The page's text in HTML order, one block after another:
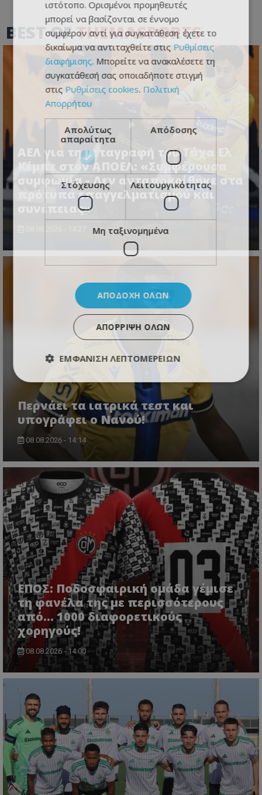
BEST OFTHEMASPORTS
ΑΕΛ για τη μεταγραφή του Τάχα Ελ
Κέμπε στον ΑΠΟΕΛ: «Συμφέρουσα
συμφωνία - Δεν ανταποκρίθηκε στα
πρότυπα επαγγελματισμού και
συνέπειας»
Περνάει τα ιατρικά τεστ και
υπογράφει ο Νανού!
08.08.2026 - 14:14
ΕΠΟΣ: Ποδοσφαιρική ομάδα γέμισε
τη φανέλα της με περισσότερους
από... 1000 διαφορετικούς
χορηγούς!
08.08.2026 - 14:00
ιστότοπο. Ορισμένοι προμηθευτές
μπορεί να βασίζονται σε έννομο
συμφέρον αντί για συγκατάθεση· έχετε το
δικαίωμα να αντιταχθείτε στις Ρυθμίσεις
διαφήμισης. Μπορείτε να ανακαλέσετε τη
συγκατάθεσή σας οποιαδήποτε στιγμή
στις Ρυθμίσεις cookies. Πολιτική
Απορρήτου
Απολύτως
απαραίτητα
Απόδοσης
Στόχευσης Λειτουργικότητας
Μη ταξινομημένα
ΑΠΟΔΟΧΉ ΌΛΩΝ
ΑΠΌΡΡΙΨΗ ΌΛΩΝ
ΕΜΦΆΝΙΣΗ ΛΕΠΤΟΜΕΡΕΙΏΝ